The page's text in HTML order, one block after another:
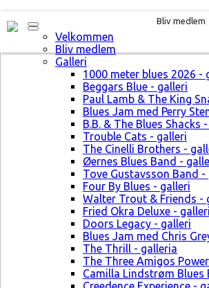
Bliv medlem
Velkommen
Bliv medlem
Galleri
1000 meter blues 2026 -
Beggars Blue - galleri
Paul Lamb & The King
Blues Jam med Perry
B.B. & The Blues Shacks
Trouble Cats - galleri
The Cinelli Brothers -
Øernes Blues Band -
Tove Gustavsson Band -
Four By Blues - galleri
Walter Trout & Friends -
Fried Okra Deluxe - galleri
Doors Legacy - galleri
Blues Jam med Chris
The Thrill - galleria
The Three Amigos
Camilla Lindstrøm Blues